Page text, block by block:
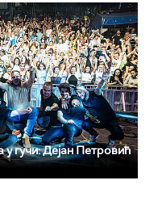
гучи: Дејан Петровић